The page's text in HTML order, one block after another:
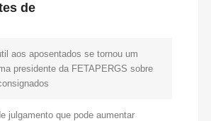
de
aos aposentados se tornou um
presidente da FETAPERGS sobre
julgamento que pode aumentar